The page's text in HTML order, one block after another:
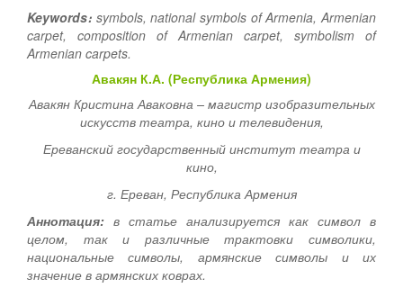
Keywords։ symbols, national symbols of Armenia, Armenian
carpet, composition of Armenian carpet, symbolism of
Armenian carpets.
Авакян К.А. (Республика Армения)
Авакян Кристина Аваковна – магистр изобразительных
искусств театра, кино и телевидения,
Ереванский государственный институт театра и
кино,
г. Ереван, Республика Армения
Аннотация: в статье анализируется как символ в
целом, так и различные трактовки символики,
национальные символы, армянские символы и их
значение в армянских коврах.